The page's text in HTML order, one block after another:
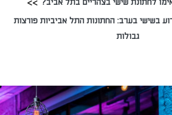
לחתונת שישי בצהריים בתל אביב?
בשישי בערב: החתונות התל אביביות פורצות
גבולות